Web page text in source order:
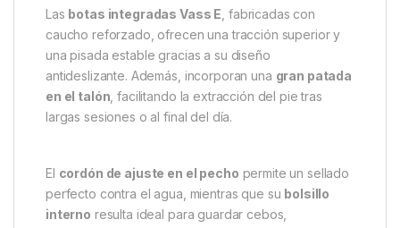
Las botas integradas Vass E , fabricadas con
caucho reforzado, ofrecen una tracción superior y
una pisada estable gracias a su diseño
antideslizante. Además, incorporan una gran patada
en el talón , facilitando la extracción del pie tras
largas sesiones o al final del día.
El cordón de ajuste en el pecho permite un sellado
perfecto contra el agua, mientras que su bolsillo
interno resulta ideal para guardar cebos,